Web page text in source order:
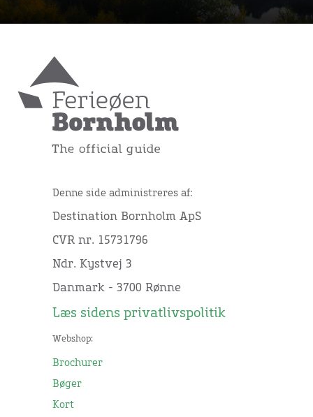
Denne side administreres af:
Destination Bornholm ApS
CVR nr. 15731796
Ndr. Kystvej 3
Danmark - 3700 Rønne
Læs sidens privatlivspolitik
Webshop:
Brochurer
Bøger
Kort